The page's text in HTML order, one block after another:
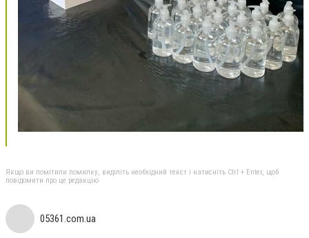
Якщо ви помітили помилку, виділіть необхідний текст і натисніть Ctrl + Enter, щоб
повідомити про це редакцію
05361.com.ua